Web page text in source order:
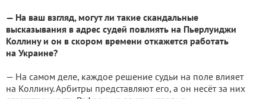
— На ваш взгляд, могут ли такие скандальные
высказывания в адрес судей повлиять на Пьерлуиджи
Коллину и он в скором времени откажется работать
на Украине?
— На самом деле, каждое решение судьи на поле влияет
на Коллину. Арбитры представляют его, а он несёт за них